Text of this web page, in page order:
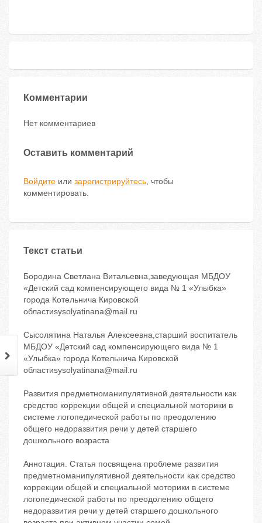
Комментарии
Нет комментариев
Оставить комментарий
Войдите или зарегистрируйтесь, чтобы
комментировать.
Текст статьи
Бородина Светлана Витальевна,заведующая МБДОУ
«Детский сад компенсирующего вида № 1 «Улыбка»
города Котельнича Кировской
областиsysolyatinana@mail.ru
Сысолятина Наталья Алексеевна,старший воспитатель
МБДОУ «Детский сад компенсирующего вида № 1
«Улыбка» города Котельнича Кировской
областиsysolyatinana@mail.ru
Развития предметноманипулятивной деятельности как
средство коррекции общей и специальной моторики в
системе логопедической работы по преодолению
общего недоразвития речи у детей старшего
дошкольного возраста
Аннотация. Статья посвящена проблеме развития
предметноманипулятивной деятельности как средство
коррекции общей и специальной моторики в системе
логопедической работы по преодолению общего
недоразвития речи у детей старшего дошкольного